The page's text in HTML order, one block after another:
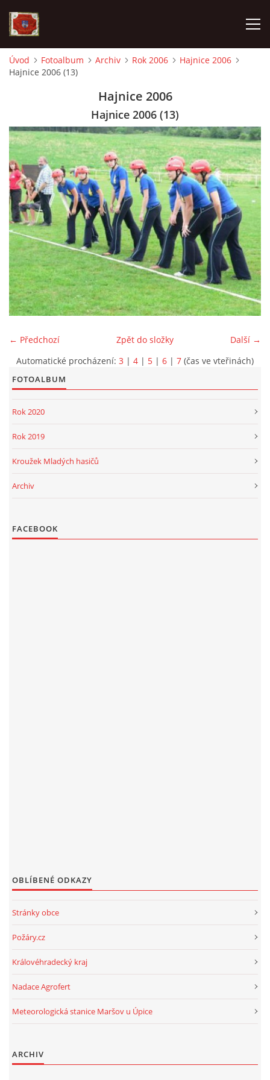
AKTUALITY
VÝJEZDOVÁ JEDNOTKA
KROUŽEK MLADÝCH HASIČŮ
OHLÁŠENÍ PÁLENÍ
KONTAKT
PROJEKT DOPRAVNÍ AUTOMOBIL
SH ČMS - Sbor dobrovolných hasičů Havlovice
542 32 Úpice
© 2026 eStránky.cz
Úvod Fotoalbum Archiv Rok 2006
Hajnice 2006
Hajnice 2006 (13)
Hajnice 2006
Hajnice 2006 (13)
← Předchozí Další →
Zpět do složky
Automatické procházení: 3 | 4 | 5 | 6 | 7 (čas ve vteřinách)
FOTOALBUM
Rok 2020
Rok 2019
Kroužek Mladých hasičů
Archiv
FACEBOOK
OBLÍBENÉ ODKAZY
Stránky obce
Požáry.cz
Královéhradecký kraj
Nadace Agrofert
Meteorologická stanice Maršov u Úpice
ARCHIV